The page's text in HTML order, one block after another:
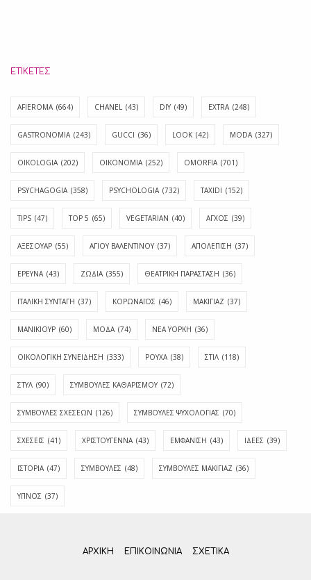
ΕΤΙΚΈΤΕΣ
AFIEROMA (664) CHANEL (43) DIY (49) EXTRA (248)
GASTRONOMIA (243) GUCCI (36) LOOK (42) MODA (327)
OIKOLOGIA (202) OIKONOMIA (252) OMORFIA (701)
PSYCHAGOGIA (358) PSYCHOLOGIA (732) TAXIDI (152)
TIPS (47) TOP 5 (65) VEGETARIAN (40) ΑΓΧΟΣ (39)
ΑΞΕΣΟΥΑΡ (55) ΑΓΊΟΥ ΒΑΛΕΝΤΊΝΟΥ (37) ΑΠΟΛΈΠΙΣΗ (37)
ΕΡΕΥΝΑ (43) ΖΩΔΙΑ (355) ΘΕΑΤΡΙΚΗ ΠΑΡΑΣΤΑΣΗ (36)
ΙΤΑΛΙΚΗ ΣΥΝΤΑΓΗ (37) ΚΟΡΩΝΑΪΟΣ (46) ΜΑΚΙΓΙΑΖ (37)
ΜΑΝΙΚΙΟΥΡ (60) ΜΟΔΑ (74) ΝΕΑ ΥΟΡΚΗ (36)
ΟΙΚΟΛΟΓΙΚΗ ΣΥΝΕΙΔΗΣΗ (333) ΡΟΥΧΑ (38) ΣΤΙΛ (118)
ΣΤΥΛ (90) ΣΥΜΒΟΥΛΕΣ ΚΑΘΑΡΙΣΜΟΥ (72)
ΣΥΜΒΟΥΛΕΣ ΣΧΕΣΕΩΝ (126) ΣΥΜΒΟΥΛΕΣ ΨΥΧΟΛΟΓΙΑΣ (70)
ΣΧΕΣΕΙΣ (41) ΧΡΙΣΤΟΥΓΕΝΝΑ (43) ΕΜΦΆΝΙΣΗ (43) ΙΔΈΕΣ (39)
ΙΣΤΟΡΊΑ (47) ΣΥΜΒΟΥΛΈΣ (48) ΣΥΜΒΟΥΛΈΣ ΜΑΚΙΓΙΆΖ (36)
ΎΠΝΟΣ (37)
ΑΡΧΙΚΗ ΕΠΙΚΟΙΝΩΝΊΑ ΣΧΕΤΙΚΆ